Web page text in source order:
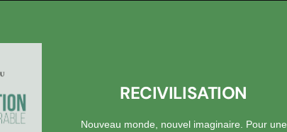
RECIVILISATION
Nouveau monde, nouvel imaginaire. Pour une